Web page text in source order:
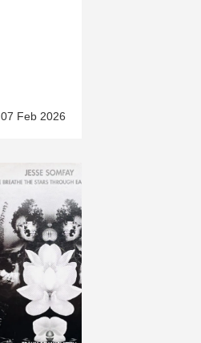
07 Feb 2026